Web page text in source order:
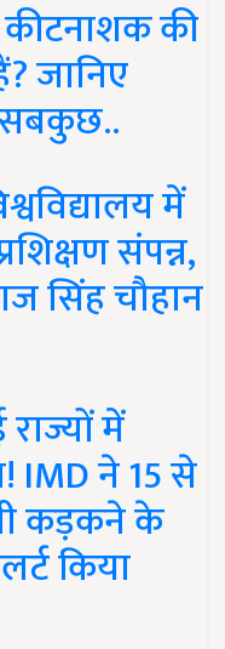
की
जानिए
सबकुछ..
में
संपन्न,
सिंह चौहान
में
IMD ने 15 से
कड़कने के
किया